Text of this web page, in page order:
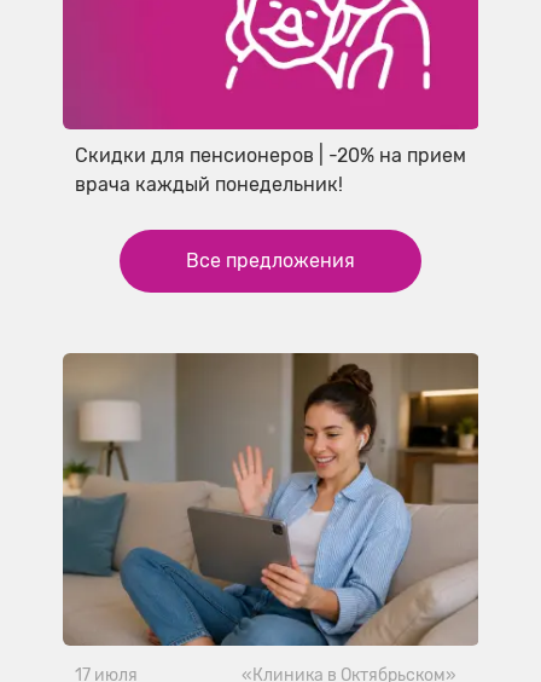
Скидки для пенсионеров | -20% на прием
врача каждый понедельник!
Все предложения
17 июля «Клиника в Октябрьском»